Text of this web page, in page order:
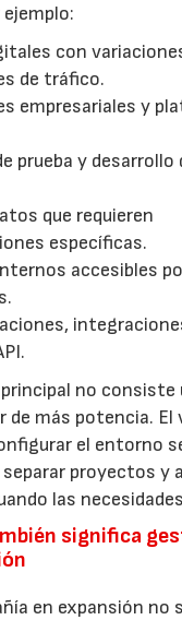
con
de tráfico.
empresariales y
prueba y desarrollo
que requieren
específicas.
accesibles
no consiste
de más potencia. El
el entorno
proyectos y
las
significa
en expansión no